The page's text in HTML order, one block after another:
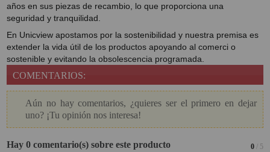
años en sus piezas de recambio, lo que proporciona una
seguridad y tranquilidad.
En Unicview apostamos por la sostenibilidad y nuestra premisa es
extender la vida útil de los productos apoyando al comerci o
sostenible y evitando la obsolescencia programada.
COMENTARIOS:
Aún no hay comentarios, ¿quieres ser el primero en dejar
uno? ¡Tu opinión nos interesa!
Hay 0 comentario(s) sobre este producto 0/ 5